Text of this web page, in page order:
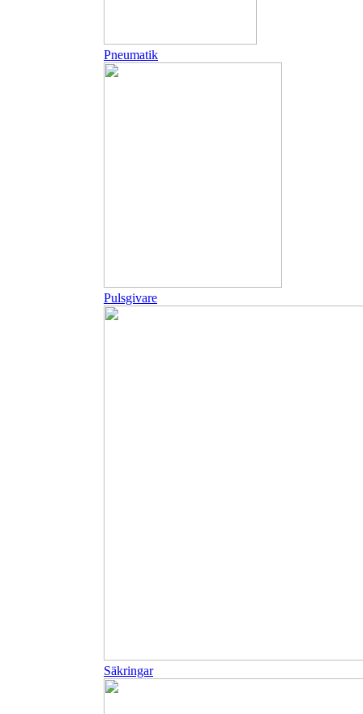
Pneumatik
Pulsgivare
Säkringar